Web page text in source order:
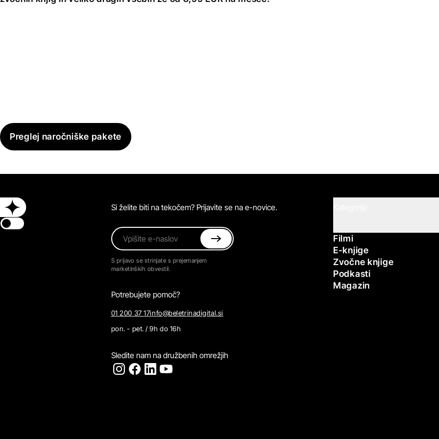
Preglej naročniške pakete
Switch theme
Filmi
E-knjige
Zvočne knjige
Podkasti
Magazin
Si želite biti na tekočem? Prijavite se na e-novice.
Vpišite e-naslov
S prijavo se strinjate s prejemanjem
marketinških obvestil.
Potrebujete pomoč?
01 200 37 17info@beletrinadigital.si
pon. - pet. / 9h do 16h
Sledite nam na družbenih omrežjih